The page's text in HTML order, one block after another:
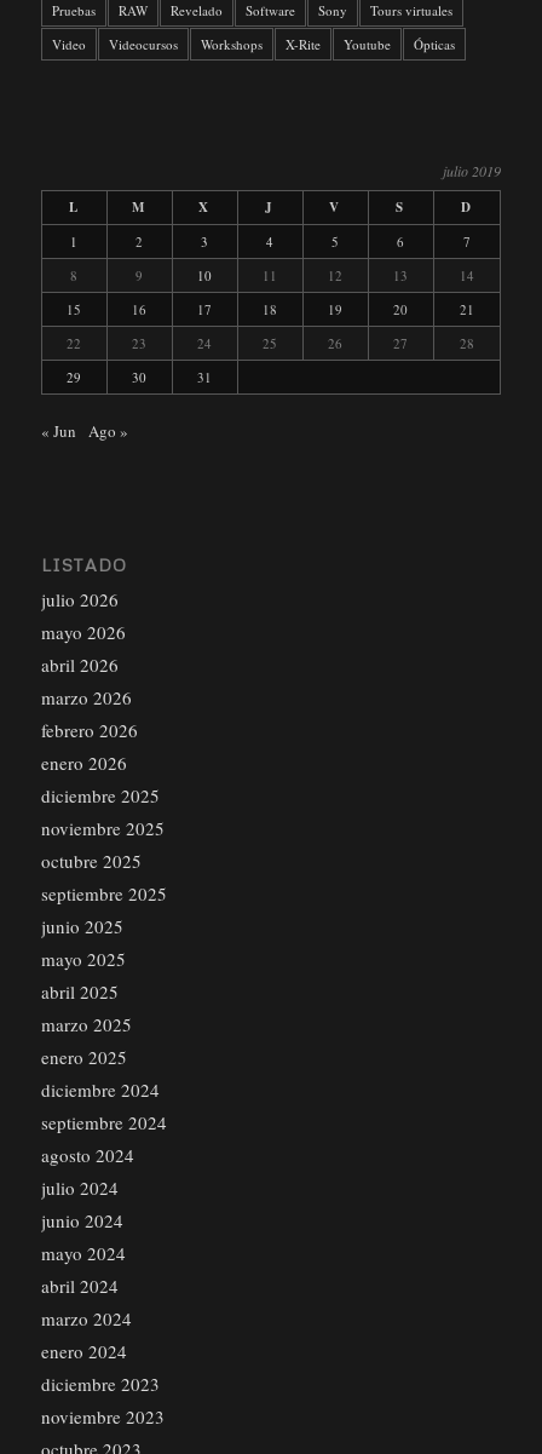
Pruebas
RAW Revelado Software Sony
Tours virtuales
Video
Videocursos Workshops X-Rite Youtube Ópticas
julio 2019
L
M X J V S D
1 2 3 4 5 6
7
8
9 10 11 12 13
14
15
16 17 18 19 20
21
22
23 24 25 26 27
28
29
30 31
« Jun Ago »
LISTADO
julio 2026
mayo 2026
abril 2026
marzo 2026
febrero 2026
enero 2026
diciembre 2025
noviembre 2025
octubre 2025
septiembre 2025
junio 2025
mayo 2025
abril 2025
marzo 2025
enero 2025
diciembre 2024
septiembre 2024
agosto 2024
julio 2024
junio 2024
mayo 2024
abril 2024
marzo 2024
enero 2024
diciembre 2023
noviembre 2023